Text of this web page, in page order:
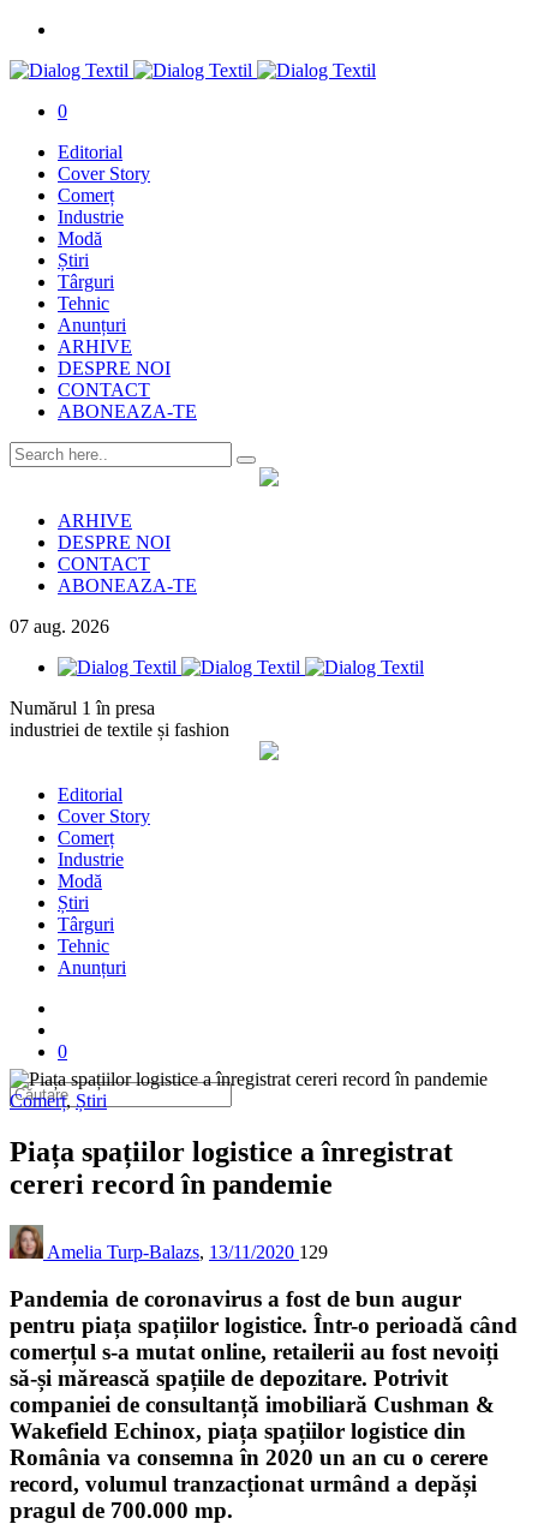
0
Editorial
Cover Story
Comerț
Industrie
Modă
Știri
Târguri
Tehnic
Anunțuri
ARHIVE
DESPRE NOI
CONTACT
ABONEAZA-TE
ARHIVE
DESPRE NOI
CONTACT
ABONEAZA-TE
07 aug. 2026
Numărul 1 în presa
industriei de textile și fashion
Editorial
Cover Story
Comerț
Industrie
Modă
Știri
Târguri
Tehnic
Anunțuri
0
Comerț, Știri
Piața spațiilor logistice a înregistrat
cereri record în pandemie
Amelia Turp-Balazs, 13/11/2020 129
Pandemia de coronavirus a fost de bun augur
pentru piața spațiilor logistice. Într-o perioadă când
comerțul s-a mutat online, retailerii au fost nevoiți
să-și mărească spațiile de depozitare. Potrivit
companiei de consultanță imobiliară Cushman &
Wakefield Echinox, piața spațiilor logistice din
România va consemna în 2020 un an cu o cerere
record, volumul tranzacționat urmând a depăși
pragul de 700.000 mp.